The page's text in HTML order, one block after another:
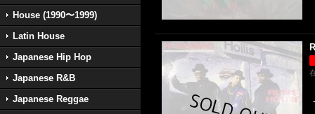
House (1990〜1999)
Latin House
Japanese Hip Hop
Japanese R&B
Japanese Reggae